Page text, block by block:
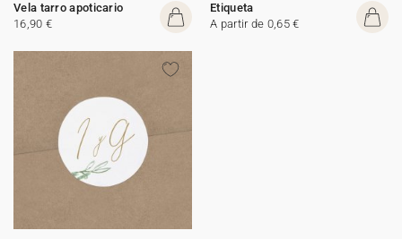
Vela tarro apoticario
16,90 €
Etiqueta
A partir de 0,65 €